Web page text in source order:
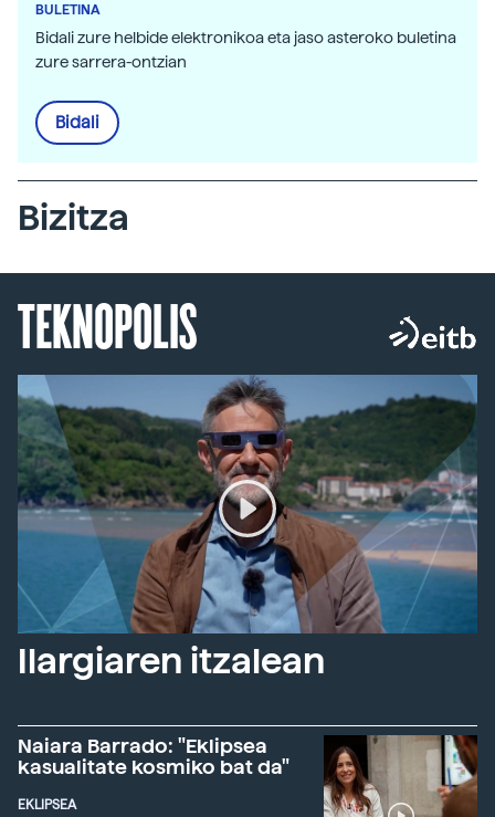
BULETINA
Bidali zure helbide elektronikoa eta jaso asteroko buletina
zure sarrera-ontzian
Bidali
Bizitza
TEKNOPOLIS
Ilargiaren itzalean
Naiara Barrado: "Eklipsea
kasualitate kosmiko bat da"
EKLIPSEA